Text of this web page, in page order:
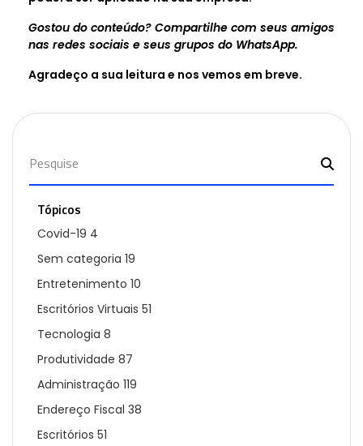
Gostou do conteúdo? Compartilhe com seus amigos
nas redes sociais e seus grupos do WhatsApp.
Agradeço a sua leitura e nos vemos em breve.
Tópicos
Covid-19 4
Sem categoria 19
Entretenimento 10
Escritórios Virtuais 51
Tecnologia 8
Produtividade 87
Administração 119
Endereço Fiscal 38
Escritórios 51